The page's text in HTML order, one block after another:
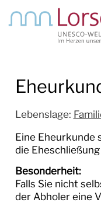
RATHAUS
SERVICE
Lebenslage:
Eine Eheurkunde
die
Besonderheit:
Falls Sie nicht
der Abholer eine